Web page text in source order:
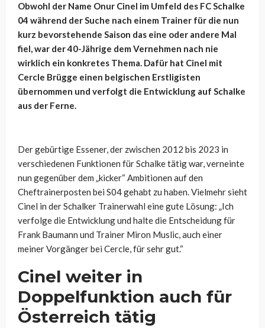
Obwohl der Name Onur Cinel im Umfeld des FC Schalke
04 während der Suche nach einem Trainer für die nun
kurz bevorstehende Saison das eine oder andere Mal
fiel, war der 40-Jährige dem Vernehmen nach nie
wirklich ein konkretes Thema. Dafür hat Cinel mit
Cercle Brügge einen belgischen Erstligisten
übernommen und verfolgt die Entwicklung auf Schalke
aus der Ferne.
Der gebürtige Essener, der zwischen 2012 bis 2023 in
verschiedenen Funktionen für Schalke tätig war, verneinte
nun gegenüber dem „kicker“ Ambitionen auf den
Cheftrainerposten bei S04 gehabt zu haben. Vielmehr sieht
Cinel in der Schalker Trainerwahl eine gute Lösung: „Ich
verfolge die Entwicklung und halte die Entscheidung für
Frank Baumann und Trainer Miron Muslic, auch einer
meiner Vorgänger bei Cercle, für sehr gut.“
Cinel weiter in
Doppelfunktion auch für
Österreich tätig